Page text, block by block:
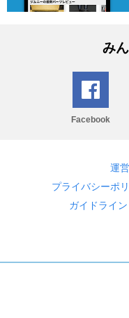
み
Facebook
運
プライバシーポ
ガイドライン